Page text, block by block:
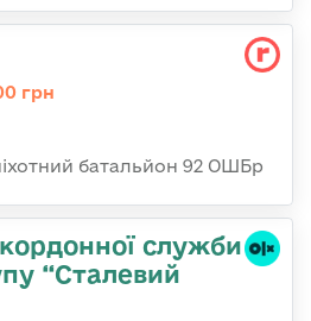
грн
батальйон 92 ОШБр
служби
“Сталевий